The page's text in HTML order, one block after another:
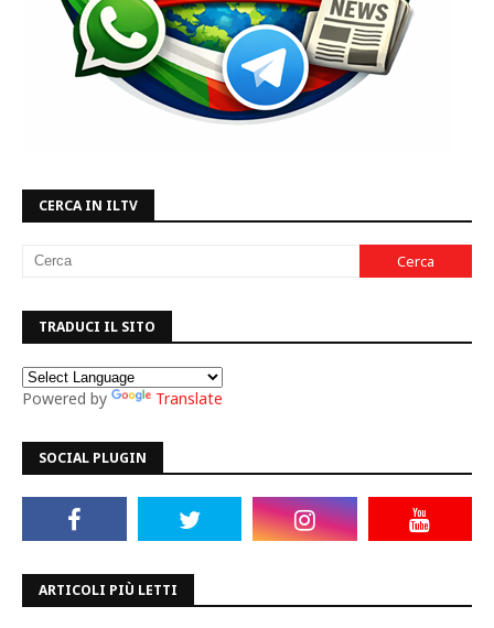
CERCA IN ILTV
TRADUCI IL SITO
Powered by Translate
SOCIAL PLUGIN
ARTICOLI PIÙ LETTI